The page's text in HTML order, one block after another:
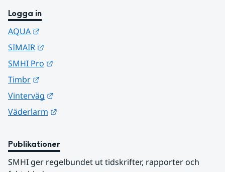
Logga in
AQUA
SIMAIR
SMHI Pro
Timbr
Vinterväg
Väderlarm
Publikationer
SMHI ger regelbundet ut tidskrifter, rapporter och